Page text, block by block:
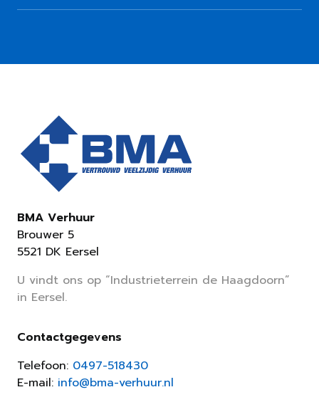
BMA Verhuur
Brouwer 5
5521 DK Eersel
U vindt ons op “Industrieterrein de Haagdoorn”
in Eersel.
Contactgegevens
Telefoon: 0497-518430
E-mail: info@bma-verhuur.nl